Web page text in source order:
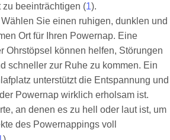
zu beeinträchtigen (1).
Wählen Sie einen ruhigen, dunklen und
Ort für Ihren Powernap. Eine
Ohrstöpsel können helfen, Störungen
schneller zur Ruhe zu kommen. Ein
unterstützt die Entspannung und
Powernap wirklich erholsam ist.
an denen es zu hell oder laut ist, um
des Powernappings voll